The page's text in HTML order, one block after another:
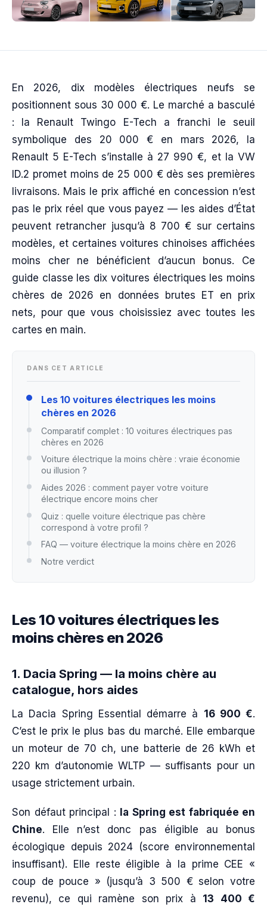
En 2026, dix modèles électriques neufs se
positionnent sous 30 000 €. Le marché a basculé
: la Renault Twingo E-Tech a franchi le seuil
symbolique des 20 000 € en mars 2026, la
Renault 5 E-Tech s’installe à 27 990 €, et la VW
ID.2 promet moins de 25 000 € dès ses premières
livraisons. Mais le prix affiché en concession n’est
pas le prix réel que vous payez — les aides d’État
peuvent retrancher jusqu’à 8 700 € sur certains
modèles, et certaines voitures chinoises affichées
moins cher ne bénéficient d’aucun bonus. Ce
guide classe les dix voitures électriques les moins
chères de 2026 en données brutes ET en prix
nets, pour que vous choisissiez avec toutes les
cartes en main.
DANS CET ARTICLE
Les 10 voitures électriques les moins
chères en 2026
Comparatif complet : 10 voitures électriques pas
chères en 2026
Voiture électrique la moins chère : vraie économie
ou illusion ?
Aides 2026 : comment payer votre voiture
électrique encore moins cher
Quiz : quelle voiture électrique pas chère
correspond à votre profil ?
FAQ — voiture électrique la moins chère en 2026
Notre verdict
Les 10 voitures électriques les
moins chères en 2026
1. Dacia Spring — la moins chère au
catalogue, hors aides
La Dacia Spring Essential démarre à 16 900 €.
C’est le prix le plus bas du marché. Elle embarque
un moteur de 70 ch, une batterie de 26 kWh et
220 km d’autonomie WLTP — suffisants pour un
usage strictement urbain.
Son défaut principal : la Spring est fabriquée en
Chine. Elle n’est donc pas éligible au bonus
écologique depuis 2024 (score environnemental
insuffisant). Elle reste éligible à la prime CEE «
coup de pouce » (jusqu’à 3 500 € selon votre
revenu), ce qui ramène son prix à 13 400 €